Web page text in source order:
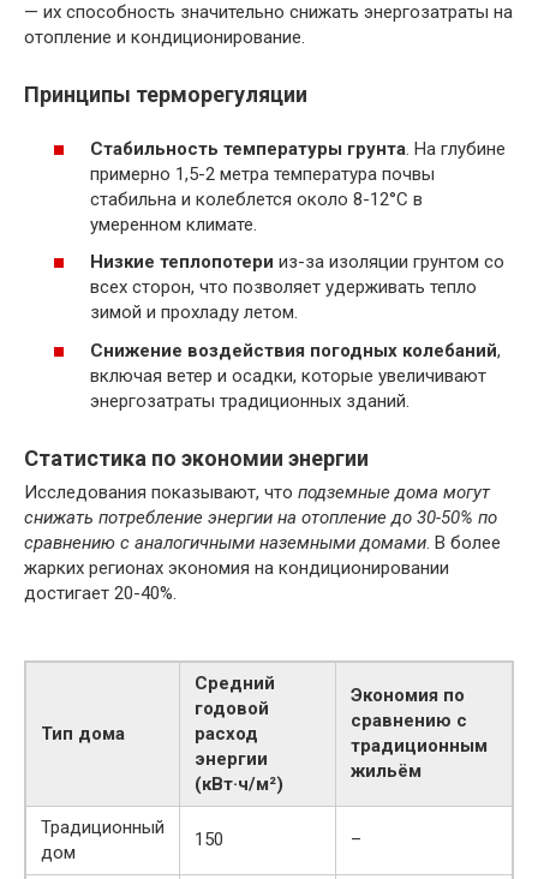
— их способность значительно снижать энергозатраты на
отопление и кондиционирование.
Принципы терморегуляции
Стабильность температуры грунта. На глубине
примерно 1,5-2 метра температура почвы
стабильна и колеблется около 8-12°C в
умеренном климате.
Низкие теплопотери из-за изоляции грунтом со
всех сторон, что позволяет удерживать тепло
зимой и прохладу летом.
Снижение воздействия погодных колебаний,
включая ветер и осадки, которые увеличивают
энергозатраты традиционных зданий.
Статистика по экономии энергии
Исследования показывают, что подземные дома могут
снижать потребление энергии на отопление до 30-50% по
сравнению с аналогичными наземными домами. В более
жарких регионах экономия на кондиционировании
достигает 20-40%.
Тип дома
Средний
годовой
расход
энергии
(кВт·ч/м²)
Экономия по
сравнению с
традиционным
жильём
Традиционный
дом
150 –